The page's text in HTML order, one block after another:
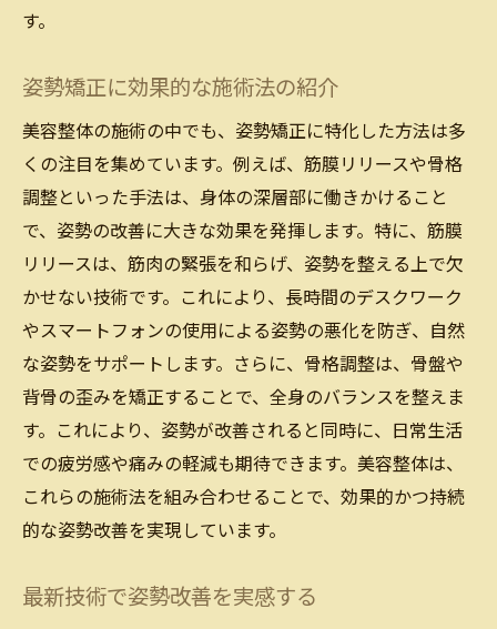
す。
姿勢矯正に効果的な施術法の紹介
美容整体の施術の中でも、姿勢矯正に特化した方法は多
くの注目を集めています。例えば、筋膜リリースや骨格
調整といった手法は、身体の深層部に働きかけること
で、姿勢の改善に大きな効果を発揮します。特に、筋膜
リリースは、筋肉の緊張を和らげ、姿勢を整える上で欠
かせない技術です。これにより、長時間のデスクワーク
やスマートフォンの使用による姿勢の悪化を防ぎ、自然
な姿勢をサポートします。さらに、骨格調整は、骨盤や
背骨の歪みを矯正することで、全身のバランスを整えま
す。これにより、姿勢が改善されると同時に、日常生活
での疲労感や痛みの軽減も期待できます。美容整体は、
これらの施術法を組み合わせることで、効果的かつ持続
的な姿勢改善を実現しています。
最新技術で姿勢改善を実感する